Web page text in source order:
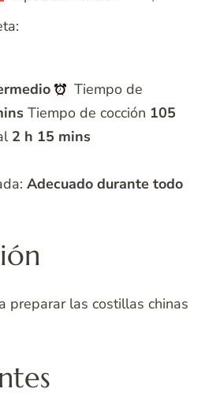
Tiempo de
Tiempo de cocción 105
2 h 15 mins
Adecuado durante todo
preparar las costillas chinas